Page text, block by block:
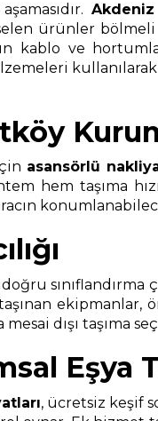
ürünler
kablo ve
kullanılarak
asansörlü
hem taşıma
dışı taşıma
Eşya
, ücretsiz keşif